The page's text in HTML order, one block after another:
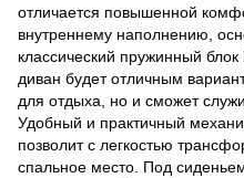
отличается повышенной
внутреннему наполнению,
классический пружинный
диван будет отличным
для отдыха, но и сможет
Удобный и практичный
позволит с легкостью
спальное место. Под